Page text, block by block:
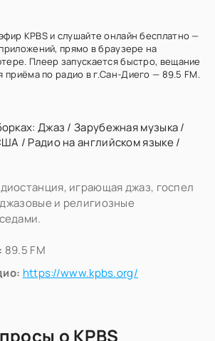
KPBS и слушайте онлайн бесплатно —
прямо в браузере на
Плеер запускается быстро, вещание
приёма по радио в г.Сан-Диего — 89.5 FM.
Джаз /Зарубежная музыка/
/ Радио на английском языке/
играющая джаз, госпел
и религиозные
89.5 FM
https://www.kpbs.org/
о KPBS